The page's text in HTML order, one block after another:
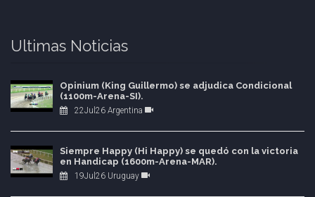
Ultimas Noticias
Opinium (King Guillermo) se adjudica Condicional
(1100m-Arena-SI).
22Jul26 Argentina
Siempre Happy (Hi Happy) se quedó con la victoria
en Handicap (1600m-Arena-MAR).
19Jul26 Uruguay